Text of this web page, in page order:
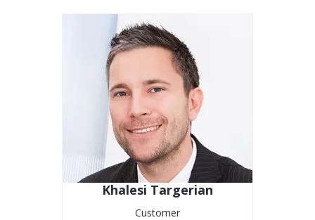
Khalesi Targerian
Customer